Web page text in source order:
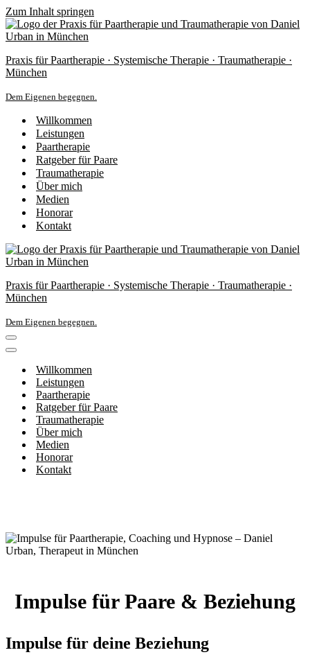
Zum Inhalt springen
Praxis für Paartherapie · Systemische Therapie · Traumatherapie ·
München
Dem Eigenen begegnen.
Willkommen
Leistungen
Paartherapie
Ratgeber für Paare
Traumatherapie
Über mich
Medien
Honorar
Kontakt
Praxis für Paartherapie · Systemische Therapie · Traumatherapie ·
München
Dem Eigenen begegnen.
Navigations-
Menü
Navigations-
Willkommen
Leistungen
Paartherapie
Ratgeber für Paare
Traumatherapie
Über mich
Medien
Honorar
Kontakt
Impulse für Paare & Beziehung
Impulse für deine Beziehung